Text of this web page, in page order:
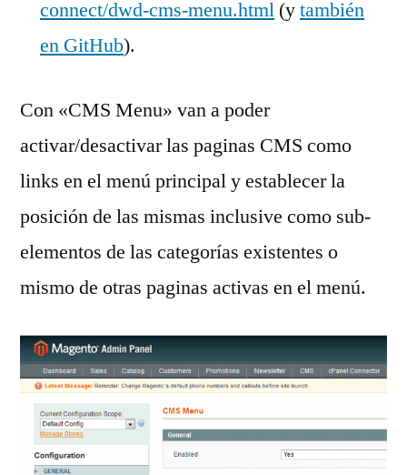
connect/dwd-cms-menu.html (ytambién
en GitHub).
Con «CMS Menu» van a poder
activar/desactivar las paginas CMS como
links en el menú principal y establecer la
posición de las mismas inclusive como sub-
elementos de las categorías existentes o
mismo de otras paginas activas en el menú.